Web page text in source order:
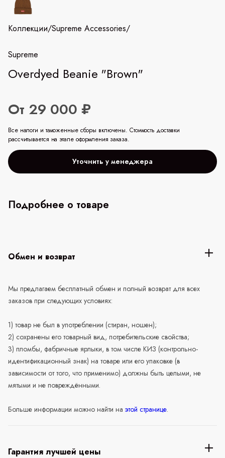
Коллекции/Supreme Accessories/
Supreme
Overdyed Beanie "Brown"
От 29 000 ₽
Все налоги и таможенные сборы включены. Стоимость доставки
рассчитывается на этапе оформления заказа.
Уточнить у менеджера
Подробнее о товаре
Обмен и возврат
Мы предлагаем бесплатный обмен и полный возврат для всех
заказов при следующих условиях:
1) товар не был в употреблении (стиран, ношен);
2) сохранены его товарный вид, потребительские свойства;
3) пломбы, фабричные ярлыки, в том числе КИЗ (контрольно-
идентификационный знак) на товаре или его упаковке (в
зависимости от того, что применимо) должны быть целыми, не
мятыми и не повреждёнными.
Больше информации можно найти на этой странице.
Гарантия лучшей цены